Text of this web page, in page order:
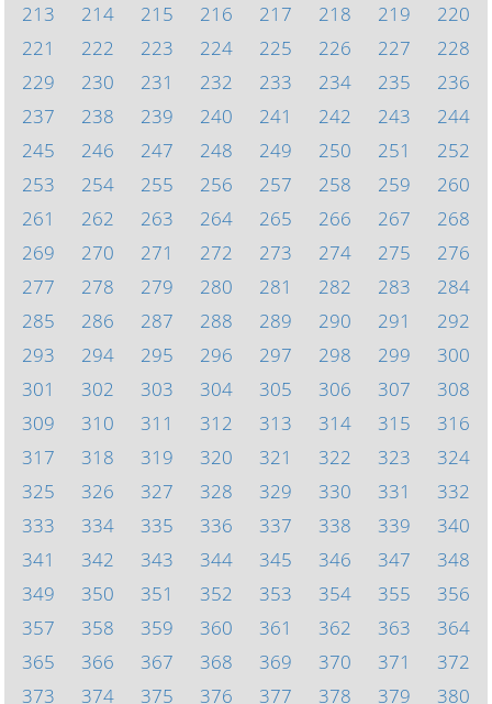
213
214 215 216 217 218 219
220
221
222 223 224 225 226 227
228
229
230 231 232 233 234 235
236
237
238 239 240 241 242 243
244
245
246 247 248 249 250 251
252
253
254 255 256 257 258 259
260
261
262 263 264 265 266 267
268
269
270 271 272 273 274 275
276
277
278 279 280 281 282 283
284
285
286 287 288 289 290 291
292
293
294 295 296 297 298 299
300
301
302 303 304 305 306 307
308
309
310 311 312 313 314 315
316
317
318 319 320 321 322 323
324
325
326 327 328 329 330 331
332
333
334 335 336 337 338 339
340
341
342 343 344 345 346 347
348
349
350 351 352 353 354 355
356
357
358 359 360 361 362 363
364
365
366 367 368 369 370 371
372
373
374 375 376 377 378 379 380